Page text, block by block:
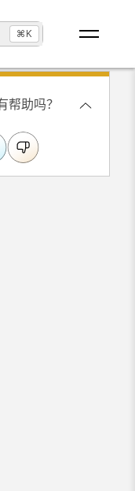
⌘K
帮助吗？